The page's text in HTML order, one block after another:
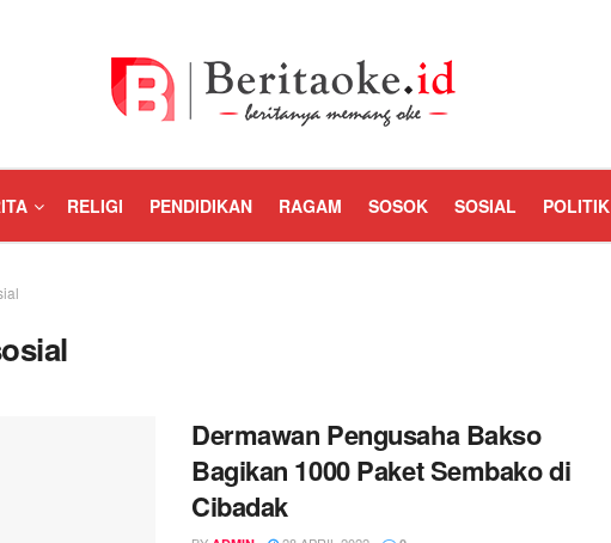
RELIGI PENDIDIKAN RAGAM SOSOK SOSIAL POLITIK
Dermawan Pengusaha Bakso
Bagikan 1000 Paket Sembako di
Cibadak